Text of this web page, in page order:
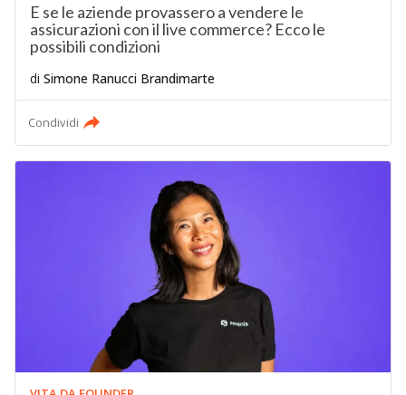
E se le aziende provassero a vendere le
assicurazioni con il live commerce? Ecco le
possibili condizioni
di Simone Ranucci Brandimarte
Condividi